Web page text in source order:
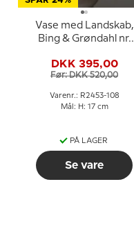
Vase med Landskab,
Bing & Grøndahl nr.
DKK 395,00
Før: DKK 520,00
Varenr.: R2453-108
Mål: H: 17 cm
PÅ LAGER
Se vare